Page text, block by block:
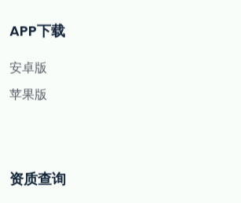
APP下载
安卓版
苹果版
资质查询